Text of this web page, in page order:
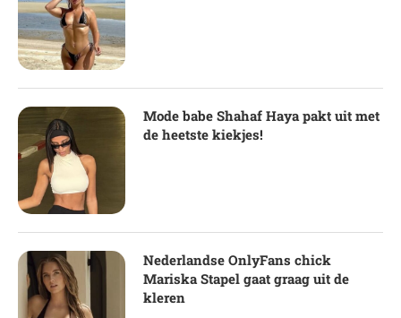
Mode babe Shahaf Haya pakt uit met
de heetste kiekjes!
Nederlandse OnlyFans chick
Mariska Stapel gaat graag uit de
kleren